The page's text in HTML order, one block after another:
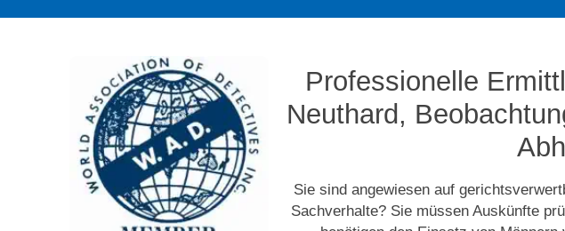
Professionelle
Neuthard,
Sie sind angewiesen auf
Sachverhalte? Sie müssen Auskünfte